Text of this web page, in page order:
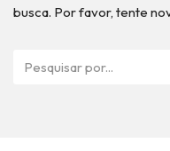
busca. Por favor, tente